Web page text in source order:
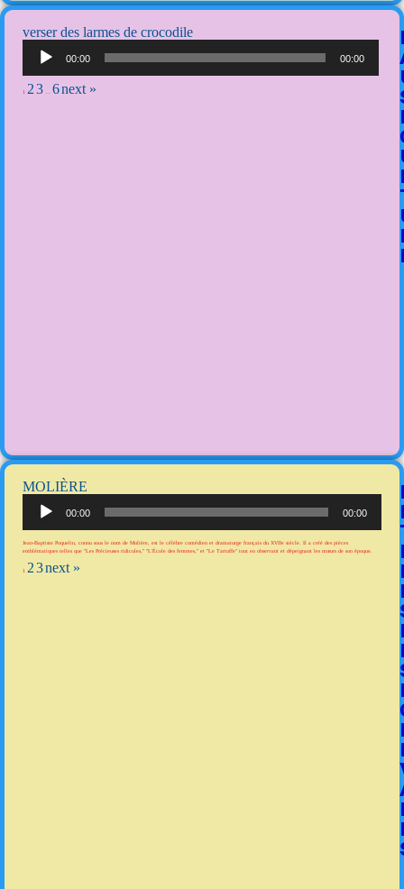
verser des larmes de crocodile
00:00 00:00
1 23 6next »
MOLIÈRE
00:00 00:00
Jean-Baptiste Poquelin, connu sous le nom de Molière, est le célèbre comédien et dramaturge français du XVIIe siècle. Il a créé des pièces
emblématiques telles que "Les Précieuses ridicules," "L'École des femmes," et "Le Tartuffe" tout en observant et dépeignant les mœurs de son époque.
1 23next »